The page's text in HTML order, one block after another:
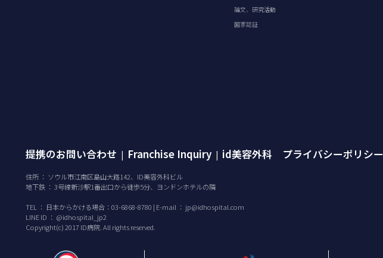
論文、研究活動
国家認証
提携のお問い合わせ | Franchise Inquiry | id美容外科 プライバシーポリシー
住所 ： ソウル市江南区島山大路142、ID美容外科ビル
地下鉄 ： 3号線新沙駅1番出口から徒歩5分、ヨンドンホテルの隣
TEL ： 日本からかける場合：03-6868-8780 | E-mail ： jp@idhospital.com
LINE ID ： @idhospital_jp2
Copyright(c) 2017 ID病院. All rights reserved.